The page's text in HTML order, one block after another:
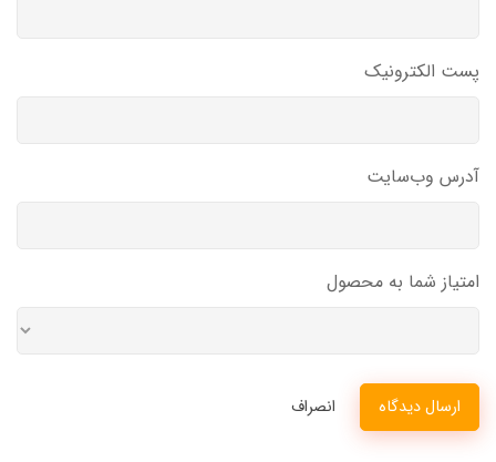
پست الکترونیک
آدرس وب‌سایت
امتیاز شما به محصول
ارسال دیدگاه انصراف